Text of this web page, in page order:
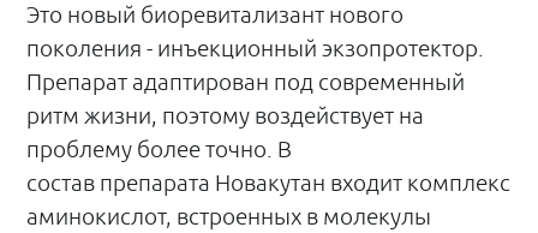
Это новый биоревитализант нового
поколения - инъекционный экзопротектор.
Препарат адаптирован под современный
ритм жизни, поэтому воздействует на
проблему более точно. В
состав препарата Новакутан входит комплекс
аминокислот, встроенных в молекулы